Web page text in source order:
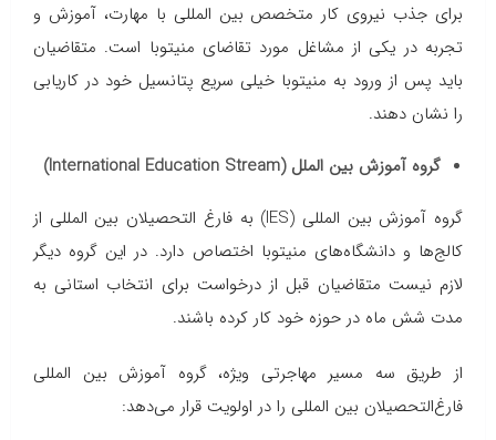
برای جذب نیروی کار متخصص بین المللی با مهارت، آموزش و
تجربه در یکی از مشاغل مورد تقاضای منیتوبا است. متقاضیان
باید پس از ورود به منیتوبا خیلی سریع پتانسیل خود در کاریابی
را نشان دهند.
گروه آموزش بین الملل (International Education Stream)
گروه آموزش بین المللی (IES) به فارغ التحصیلان بین المللی از
کالج‌ها و دانشگاه‌های منیتوبا اختصاص دارد. در این گروه دیگر
لازم نیست متقاضیان قبل از درخواست برای انتخاب استانی به
مدت شش ماه در حوزه خود کار کرده باشند.
از طریق سه مسیر مهاجرتی ویژه، گروه آموزش بین المللی
فارغ‌التحصیلان بین المللی را در اولویت قرار می‌دهد: